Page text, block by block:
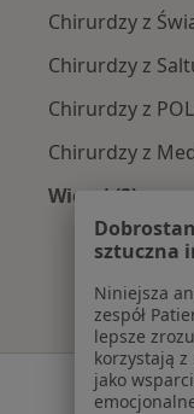
Chirurdzy z
Chirurdzy z
Chirurdzy z
Chirurdzy z
Więcej (2)
Więcej w
sztuczna
Niniejsza
zespół
lepsze
korzystają
jako